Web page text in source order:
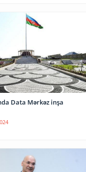
Data Mərkəz inşa